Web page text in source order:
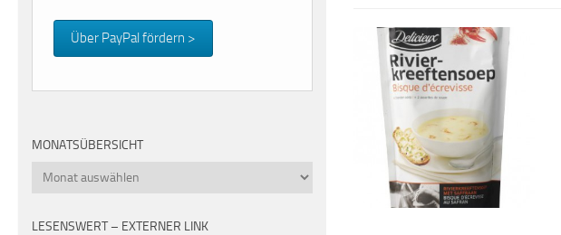
Über PayPal fördern >
MONATSÜBERSICHT
Monatsübersicht
LESENSWERT – EXTERNER LINK